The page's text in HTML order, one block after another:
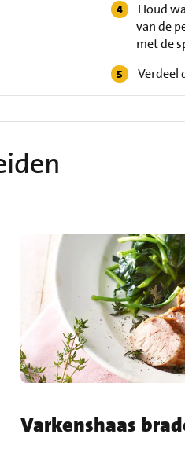
Houd
van de
met de
Verdeel
Varkenshaas